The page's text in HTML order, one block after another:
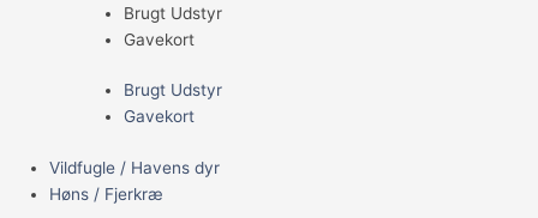
Brugt Udstyr
Gavekort
Brugt Udstyr
Gavekort
Vildfugle / Havens dyr
Høns / Fjerkræ